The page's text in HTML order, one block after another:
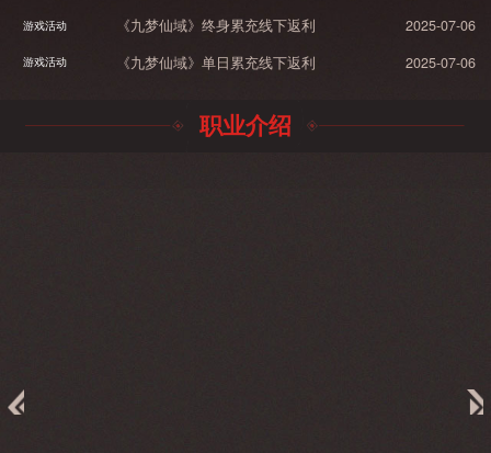
游戏活动 《九梦仙域》终身累充线下返利 2025-07-06
游戏活动 《九梦仙域》单日累充线下返利 2025-07-06
职业介绍